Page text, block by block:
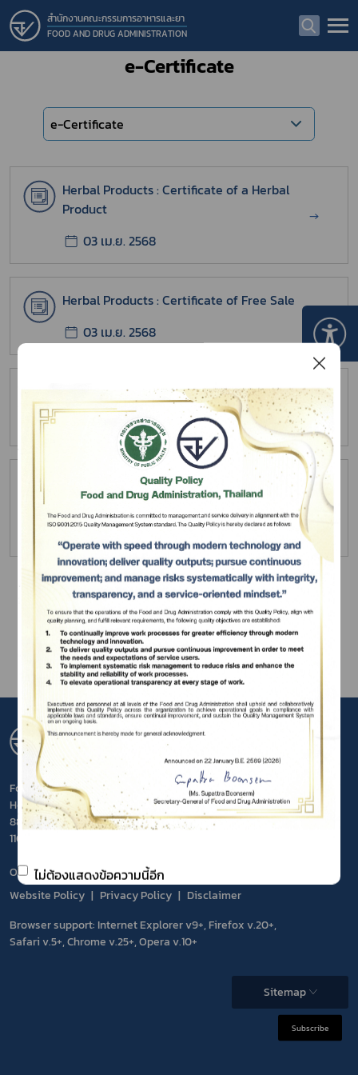
สำนักงานคณะกรรมการอาหารและยา
FOOD AND DRUG ADMINISTRATION
e-Certificate
e-Certificate
Herbal Products : Certificate of a Herbal
Product
03 เม.ย. 2568
→
Herbal Products : Certificate of Free Sale
03 เม.ย. 2568
Herbal Products : Certificate of Importer
30 เม.ย. 2568
→
Herbal Products : Certificate of
Manufacturer
29 เม.ย. 2568
→
1
สำนักงานคณะกรรมการอาหารและยา
FOOD AND DRUG ADMINISTRATION
Food and Drug Administration, Ministry of Public
Health
88/24 Tiwanon Road, Mueang District, Nonthaburi
11000 THAILAND
Open : Monday – Friday 08.30 – 16.30 hrs.
Website Policy
Privacy Policy
Disclaimer
Browser support: Internet Explorer v9+, Firefox v.20+,
Safari v.5+, Chrome v.25+, Opera v.10+
Sitemap
Subscribe
Subscribe
เลือกหัวข้อที่ท่านต้องการ Subscribe
ไม่ต้องแสดงข้อความนี้อีก